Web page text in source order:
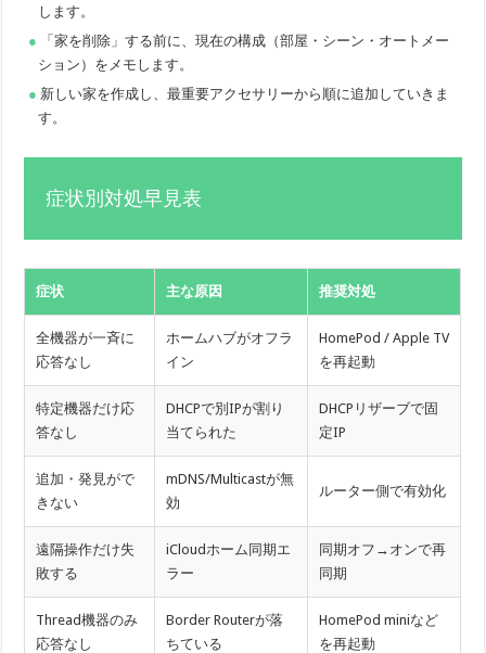
します。
「家を削除」する前に、現在の構成（部屋・シーン・オートメー
ション）をメモします。
新しい家を作成し、最重要アクセサリーから順に追加していきま
す。
症状別対処早見表
症状 主な原因 推奨対処
全機器が一斉に
応答なし
ホームハブがオフラ
イン
HomePod / Apple TV
を再起動
特定機器だけ応
答なし
DHCPで別IPが割り
当てられた
DHCPリザーブで固
定IP
追加・発見がで
きない
mDNS/Multicastが無
効
ルーター側で有効化
遠隔操作だけ失
敗する
iCloudホーム同期エ
ラー
同期オフ→オンで再
同期
Thread機器のみ
応答なし
Border Routerが落
ちている
HomePod miniなど
を再起動